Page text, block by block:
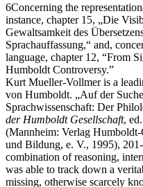
6Concerning the
instance, chapter 15, „Die
Gewaltsamkeit des
Sprachauffassung,“ and,
language, chapter 12, “From
Humboldt Controversy.”
Kurt Mueller-Vollmer is a
von Humboldt. „Auf der
Sprachwissenschaft: Der
der Humboldt Gesellschaft,
(Mannheim: Verlag
und Bildung, e. V., 1995),
combination of reasoning,
was able to track down a
missing, otherwise scarcely